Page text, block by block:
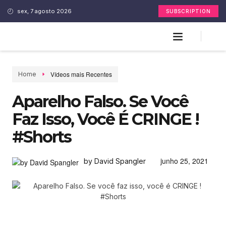
sex, 7 agosto 2026 SUBSCRIPTION
Home Vídeos mais Recentes
Aparelho Falso. Se Você
Faz Isso, Você É CRINGE !
#Shorts
by David Spangler junho 25, 2021